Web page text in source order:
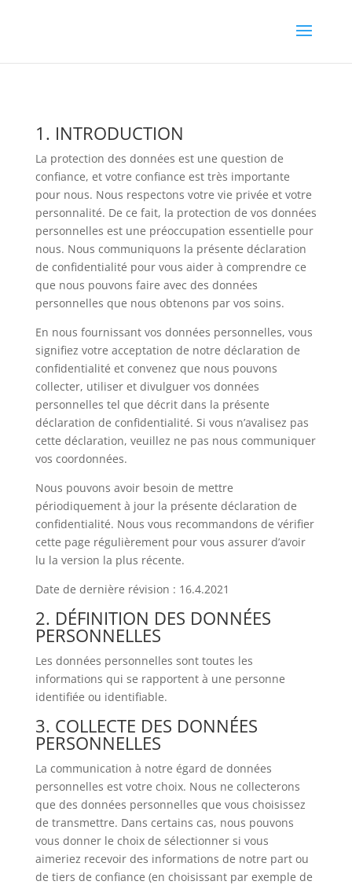
1. INTRODUCTION
La protection des données est une question de
confiance, et votre confiance est très importante
pour nous. Nous respectons votre vie privée et votre
personnalité. De ce fait, la protection de vos données
personnelles est une préoccupation essentielle pour
nous. Nous communiquons la présente déclaration
de confidentialité pour vous aider à comprendre ce
que nous pouvons faire avec des données
personnelles que nous obtenons par vos soins.
En nous fournissant vos données personnelles, vous
signifiez votre acceptation de notre déclaration de
confidentialité et convenez que nous pouvons
collecter, utiliser et divulguer vos données
personnelles tel que décrit dans la présente
déclaration de confidentialité. Si vous n’avalisez pas
cette déclaration, veuillez ne pas nous communiquer
vos coordonnées.
Nous pouvons avoir besoin de mettre
périodiquement à jour la présente déclaration de
confidentialité. Nous vous recommandons de vérifier
cette page régulièrement pour vous assurer d’avoir
lu la version la plus récente.
Date de dernière révision : 16.4.2021
2. DÉFINITION DES DONNÉES
PERSONNELLES
Les données personnelles sont toutes les
informations qui se rapportent à une personne
identifiée ou identifiable.
3. COLLECTE DES DONNÉES
PERSONNELLES
La communication à notre égard de données
personnelles est votre choix. Nous ne collecterons
que des données personnelles que vous choisissez
de transmettre. Dans certains cas, nous pouvons
vous donner le choix de sélectionner si vous
aimeriez recevoir des informations de notre part ou
de tiers de confiance (en choisissant par exemple de